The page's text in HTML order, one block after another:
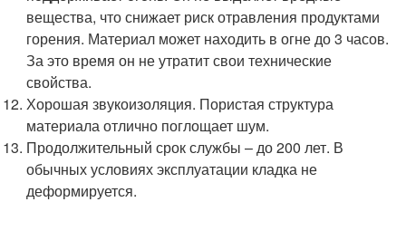
вещества, что снижает риск отравления продуктами
горения. Материал может находить в огне до 3 часов.
За это время он не утратит свои технические
свойства.
Хорошая звукоизоляция. Пористая структура
материала отлично поглощает шум.
Продолжительный срок службы – до 200 лет. В
обычных условиях эксплуатации кладка не
деформируется.